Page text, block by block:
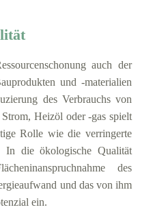
auch der
und -materialien
des Verbrauchs von
Heizöl oder -gas spielt
Rolle wie die verringerte
In die ökologische Qualität
des
und das von ihm
ein.